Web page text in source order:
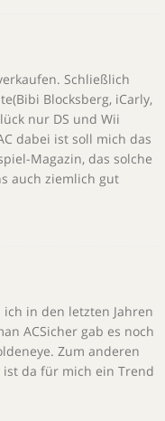
Schließlich
Blocksberg, iCarly,
nur DS und Wii
dabei ist soll mich das
Magazin, das solche
auch ziemlich gut
in den letzten Jahren
ACSicher gab es noch
Zum anderen
ist da für mich ein Trend